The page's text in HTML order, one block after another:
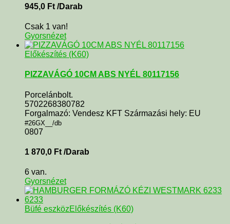
945,0 Ft /Darab
Csak 1 van!
Gyorsnézet
Előkészítés (K60)
PIZZAVÁGÓ 10CM ABS NYÉL 80117156
Porcelánbolt.
5702268380782
Forgalmazó: Vendesz KFT Származási hely: EU
#26GX__/db
0807
1 870,0 Ft /Darab
6 van.
Gyorsnézet
Büfé eszközElőkészítés (K60)